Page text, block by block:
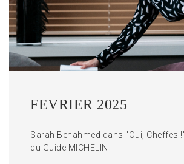
FEVRIER 2025
Sarah Benahmed dans "Oui, Cheffes
du Guide MICHELIN